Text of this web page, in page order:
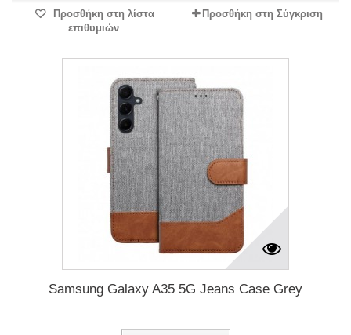
Προσθήκη στη λίστα
επιθυμιών
Προσθήκη στη Σύγκριση
Samsung Galaxy A35 5G Jeans Case Grey